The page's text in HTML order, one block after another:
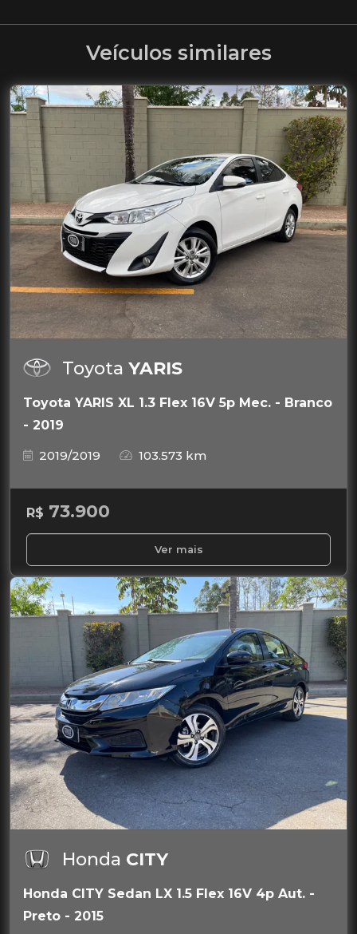
Veículos similares
Toyota YARIS
Toyota YARIS XL 1.3 Flex 16V 5p Mec. - Branco
- 2019
2019/2019
103.573 km
R$ 73.900
Ver mais
Honda CITY
Honda CITY Sedan LX 1.5 Flex 16V 4p Aut. -
Preto - 2015